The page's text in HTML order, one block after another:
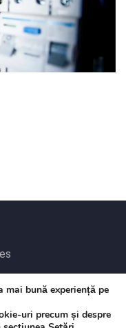
bună experiență pe
uri precum și despre